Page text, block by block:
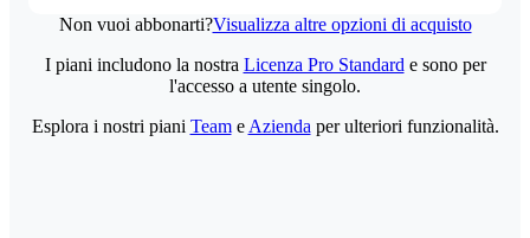
Non vuoi abbonarti?Visualizza altre opzioni di acquisto
I piani includono la nostra Licenza Pro Standard e sono per
l'accesso a utente singolo.
Esplora i nostri piani Teame Azienda per ulteriori funzionalità.